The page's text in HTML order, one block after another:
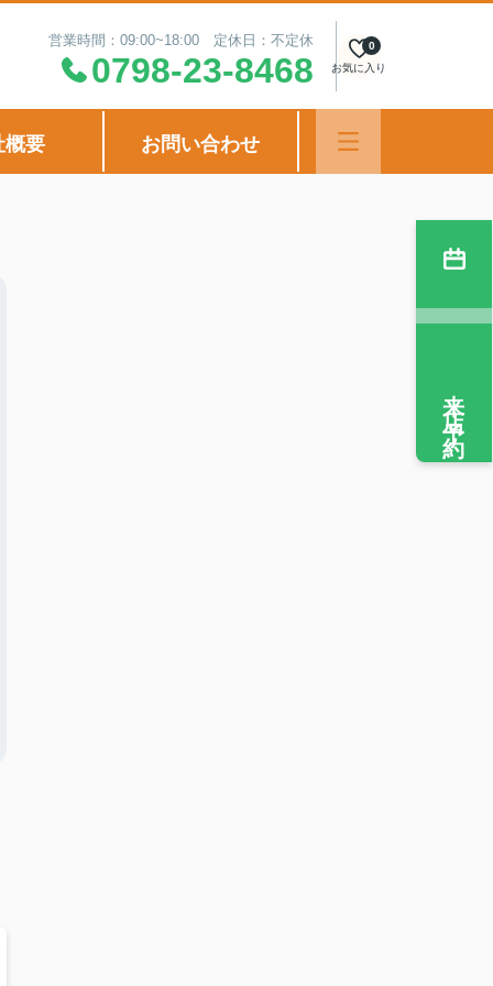
営業時間：09:00~18:00 定休日：不定休
0798-23-8468 お気に入り
0
概要 お問い合わせ
来店予約